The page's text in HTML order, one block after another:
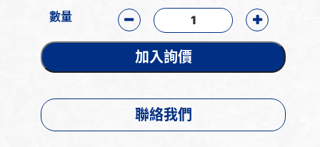
數量
加入詢價
聯絡我們